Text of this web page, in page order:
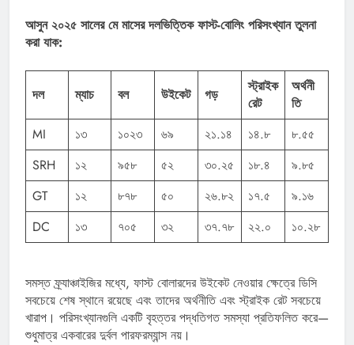
আসুন ২০২৫ সালের মে মাসের দলভিত্তিক ফাস্ট-বোলিং পরিসংখ্যান তুলনা
করা যাক:
দল ম্যাচ বল উইকেট গড়
স্ট্রাইক
রেট
অর্থনী
তি
MI
১৩ ১০২৩ ৬৯ ২১.১৪ ১৪.৮
৮.৫৫
SRH
১২ ৯৫৮ ৫২ ৩০.২৫ ১৮.৪
৯.৮৫
GT
১২ ৮৭৮ ৫০ ২৬.৮২ ১৭.৫
৯.১৬
DC
১৩ ৭০৫ ৩২ ৩৭.৭৮ ২২.০ ১০.২৮
সমস্ত ফ্র্যাঞ্চাইজির মধ্যে, ফাস্ট বোলারদের উইকেট নেওয়ার ক্ষেত্রে ডিসি
সবচেয়ে শেষ স্থানে রয়েছে এবং তাদের অর্থনীতি এবং স্ট্রাইক রেট সবচেয়ে
খারাপ। পরিসংখ্যানগুলি একটি বৃহত্তর পদ্ধতিগত সমস্যা প্রতিফলিত করে—
শুধুমাত্র একবারের দুর্বল পারফরম্যান্স নয়।